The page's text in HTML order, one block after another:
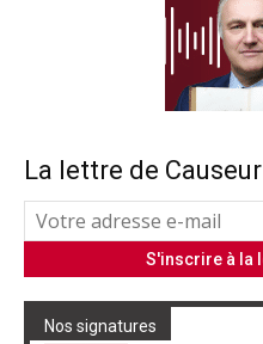
La lettre de Causeur
Nos signatures